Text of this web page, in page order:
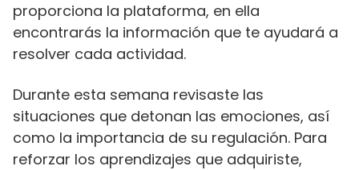
proporciona la plataforma, en ella
encontrarás la información que te ayudará a
resolver cada actividad.
Durante esta semana revisaste las
situaciones que detonan las emociones, así
como la importancia de su regulación. Para
reforzar los aprendizajes que adquiriste,